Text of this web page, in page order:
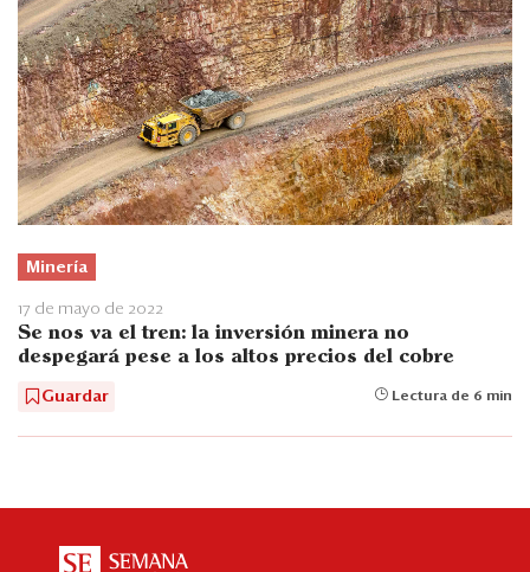
Minería
17 de mayo de 2022
Se nos va el tren: la inversión minera no
despegará pese a los altos precios del cobre
Guardar Lectura de 6 min